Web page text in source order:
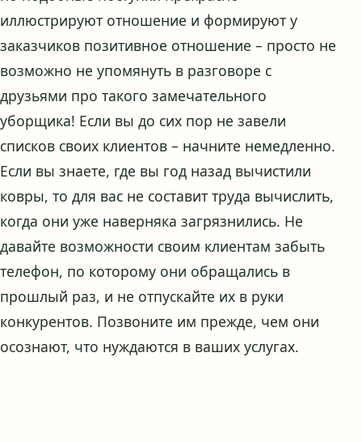
иллюстрируют отношение и формируют у
заказчиков позитивное отношение – просто не
возможно не упомянуть в разговоре с
друзьями про такого замечательного
уборщика! Если вы до сих пор не завели
списков своих клиентов – начните немедленно.
Если вы знаете, где вы год назад вычистили
ковры, то для вас не составит труда вычислить,
когда они уже наверняка загрязнились. Не
давайте возможности своим клиентам забыть
телефон, по которому они обращались в
прошлый раз, и не отпускайте их в руки
конкурентов. Позвоните им прежде, чем они
осознают, что нуждаются в ваших услугах.